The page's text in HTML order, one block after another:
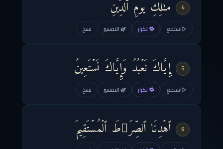
4
استمع 🔁 تكرار 🌿 التفسير نسخ
5 إِیَّاكَ نَعۡبُدُ وَإِیَّاكَ نَسۡتَعِینُ
استمع 🔁 تكرار 🌿 التفسير نسخ
6 ٱهۡدِنَا ٱلصِّرَ ٰ⁠طَ ٱلۡمُسۡتَقِیمَ